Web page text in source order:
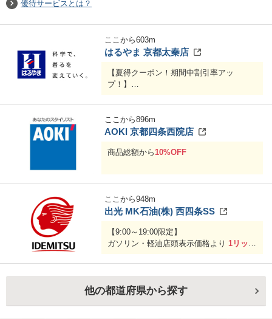
優待サービスとは？
ここから603m
はるやま 京都太秦店
【夏得クーポン！期間中割引率アッ
プ！】
ーポンご利用で20％OFF
◾️はるやま公式オンラインストアは
ポンご利用で20％OFF
クーポンご利用で
◾️フォーエル公式オンラインストアは
期間：〜2026年8月16日(日)
ここから896m
AOKI 京都四条西院店
商品総額から10%OFF
ここから948m
出光 MK石油(株) 西四条SS
【9:00～19:00限定】
ガソリン・軽油店頭表示価格より 1リット
他の都道府県から探す